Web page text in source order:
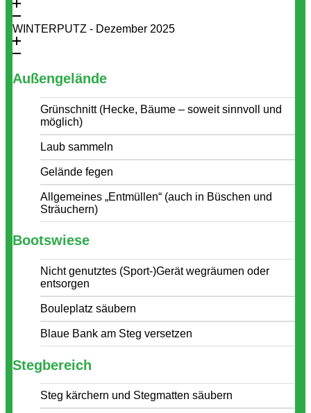
WINTERPUTZ - Dezember 2025
Außengelände
Grünschnitt (Hecke, Bäume – soweit sinnvoll und
möglich)
Laub sammeln
Gelände fegen
Allgemeines „Entmüllen“ (auch in Büschen und
Sträuchern)
Bootswiese
Nicht genutztes (Sport-)Gerät wegräumen oder
entsorgen
Bouleplatz säubern
Blaue Bank am Steg versetzen
Stegbereich
Steg kärchern und Stegmatten säubern